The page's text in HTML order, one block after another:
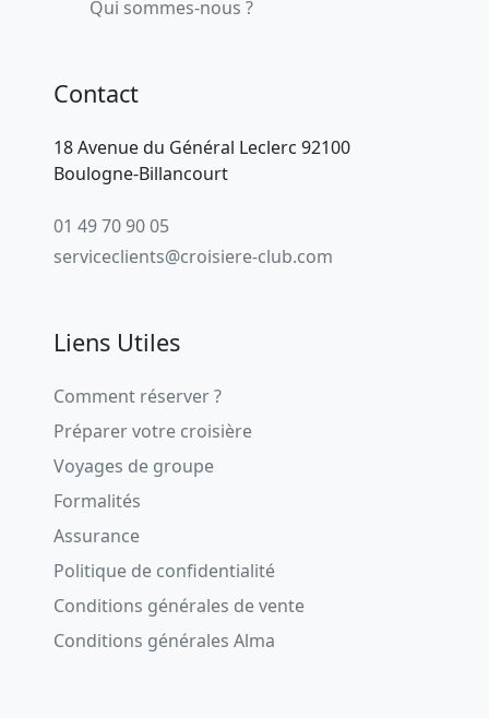
Qui sommes-nous ?
Contact
18 Avenue du Général Leclerc 92100
Boulogne-Billancourt
01 49 70 90 05
serviceclients@croisiere-club.com
Liens Utiles
Comment réserver ?
Préparer votre croisière
Voyages de groupe
Formalités
Assurance
Politique de confidentialité
Conditions générales de vente
Conditions générales Alma